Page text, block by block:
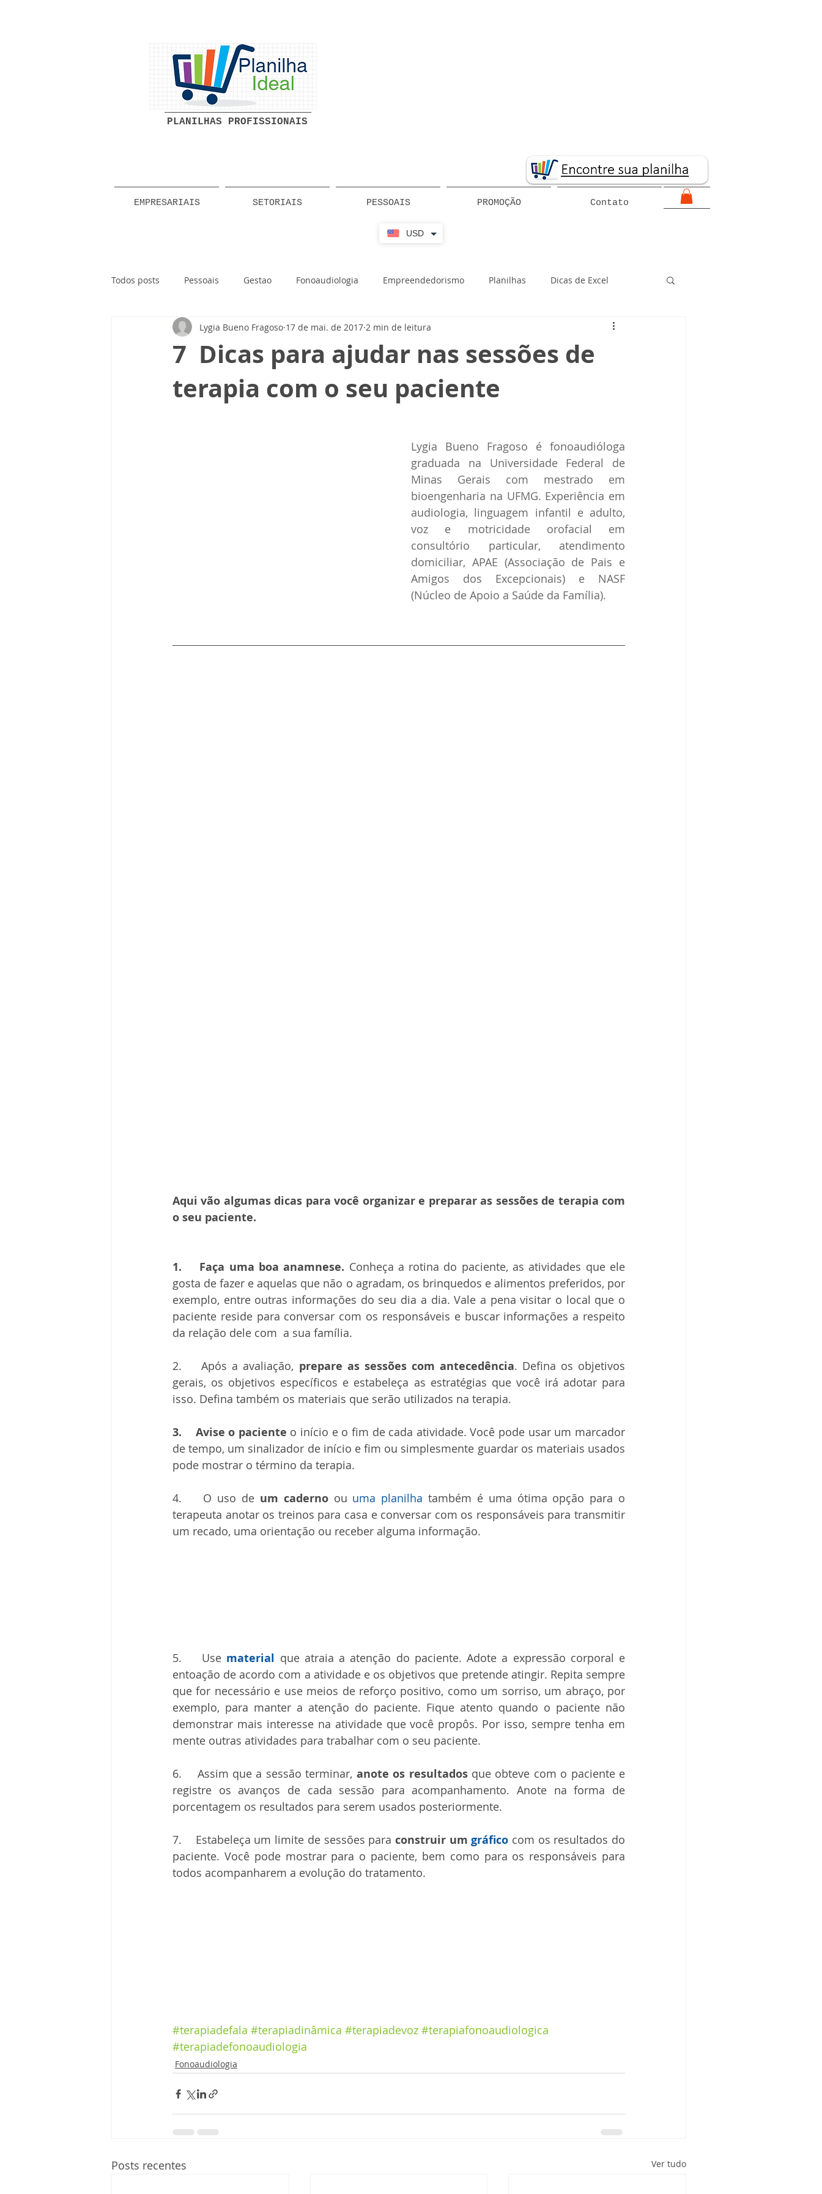
USD
PLANILHAS PROFISSIONAIS
EMPRESARIAIS SETORIAIS PESSOAIS PROMOÇÃO Contato
Todos posts Pessoais Gestao Fonoaudiologia Empreendedorismo Planilhas Dicas de Excel
7 Dicas para ajudar nas sessões de
terapia com o seu paciente
Lygia Bueno Fragoso 17 de mai. de 2017 2 min de leitura
Lygia Bueno Fragoso é fonoaudióloga
graduada na Universidade Federal de
Minas Gerais com mestrado em
bioengenharia na UFMG. Experiência em
audiologia, linguagem infantil e adulto,
voz e motricidade orofacial em
consultório particular, atendimento
domiciliar, APAE (Associação de Pais e
Amigos dos Excepcionais) e NASF
(Núcleo de Apoio a Saúde da Família).
Aqui vão algumas dicas para você organizar e preparar as sessões de terapia com
o seu paciente.
1.    Faça uma boa anamnese. Conheça a rotina do paciente, as atividades que ele
gosta de fazer e aquelas que não o agradam, os brinquedos e alimentos preferidos, por
exemplo, entre outras informações do seu dia a dia. Vale a pena visitar o local que o
paciente reside para conversar com os responsáveis e buscar informações a respeito
da relação dele com  a sua família.
2.    Após a avaliação, prepare as sessões com antecedência. Defina os objetivos
gerais, os objetivos específicos e estabeleça as estratégias que você irá adotar para
isso. Defina também os materiais que serão utilizados na terapia.
3.    Avise o paciente o início e o fim de cada atividade. Você pode usar um marcador
de tempo, um sinalizador de início e fim ou simplesmente guardar os materiais usados
pode mostrar o término da terapia.
4.    O uso de um caderno ou uma planilha também é uma ótima opção para o
terapeuta anotar os treinos para casa e conversar com os responsáveis para transmitir
um recado, uma orientação ou receber alguma informação.
5.    Use material que atraia a atenção do paciente. Adote a expressão corporal e
entoação de acordo com a atividade e os objetivos que pretende atingir. Repita sempre
que for necessário e use meios de reforço positivo, como um sorriso, um abraço, por
exemplo, para manter a atenção do paciente. Fique atento quando o paciente não
demonstrar mais interesse na atividade que você propôs. Por isso, sempre tenha em
mente outras atividades para trabalhar com o seu paciente.
6.    Assim que a sessão terminar, anote os resultados que obteve com o paciente e
registre os avanços de cada sessão para acompanhamento. Anote na forma de
porcentagem os resultados para serem usados posteriormente.
7.    Estabeleça um limite de sessões para construir um gráfico com os resultados do
paciente. Você pode mostrar para o paciente, bem como para os responsáveis para
todos acompanharem a evolução do tratamento.
#terapiadefala #terapiadinâmica #terapiadevoz #terapiafonoaudiologica
#terapiadefonoaudiologia
Fonoaudiologia
Posts recentes Ver tudo